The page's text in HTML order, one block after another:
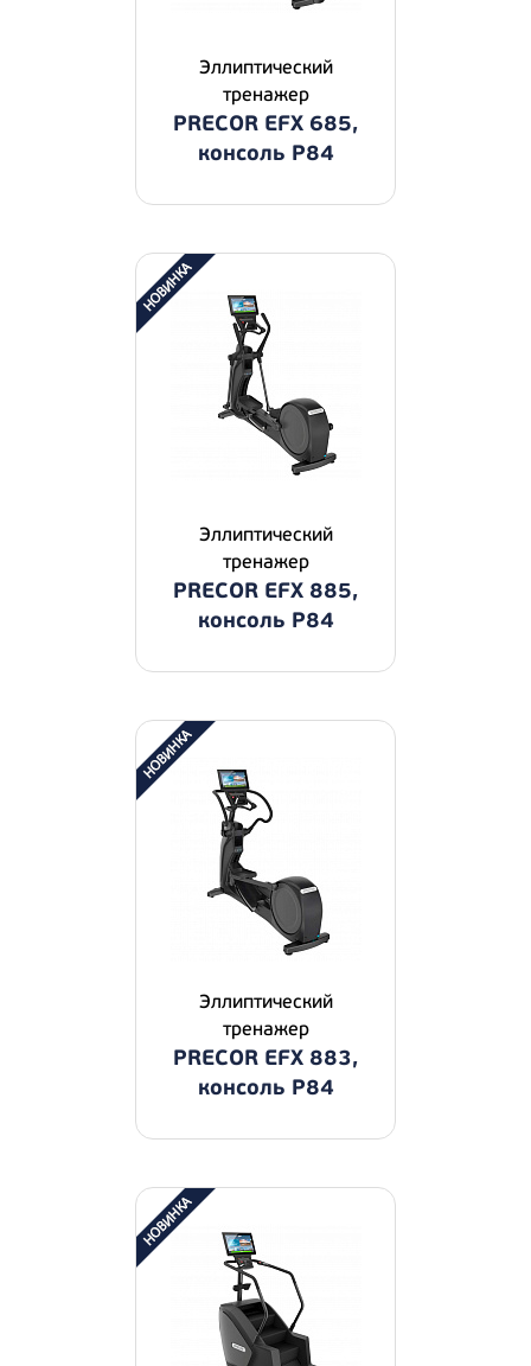
Эллиптический
тренажер
PRECOR EFX 685,
консоль P84
Эллиптический
тренажер
PRECOR EFX 885,
консоль P84
Эллиптический
тренажер
PRECOR EFX 883,
консоль P84